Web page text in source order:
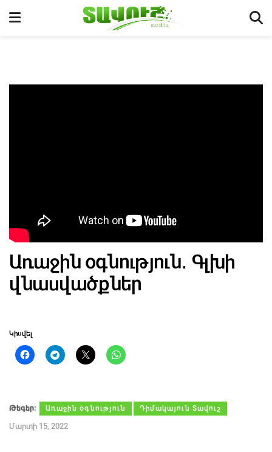
Առաջին օգնություն․ Գլխի
վնասվածքներ
Կիսվել
Թեգեր։ Առաջին օգնություն Դիմակայուն Տավուշ
Մարտի 15, 2022